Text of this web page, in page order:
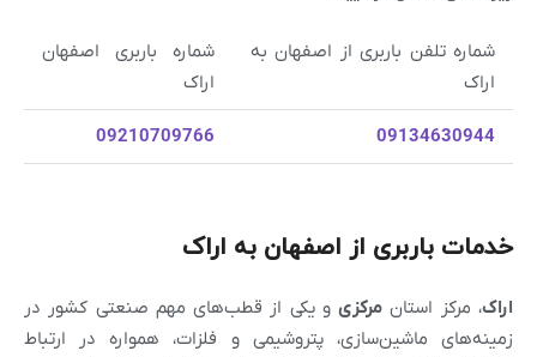
شماره تلفن باربری از اصفهان به
اراک
شماره باربری اصفهان
اراک
09134630944
09210709766
خدمات باربری از اصفهان به اراک
اراک، مرکز استان مرکزیو یکی از قطب‌های مهم صنعتی کشور در
زمینه‌های ماشین‌سازی، پتروشیمی و فلزات، همواره در ارتباط